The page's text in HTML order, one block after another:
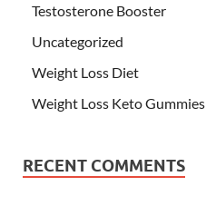
Testosterone Booster
Uncategorized
Weight Loss Diet
Weight Loss Keto Gummies
RECENT COMMENTS